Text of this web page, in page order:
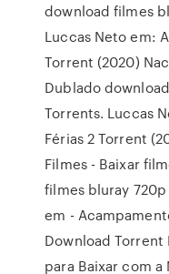
download filmes
Luccas Neto em:
Torrent (2020)
Dublado
Torrents. Luccas
Férias 2 Torrent
Filmes - Baixar
filmes bluray
em -
Download Torrent
para Baixar com